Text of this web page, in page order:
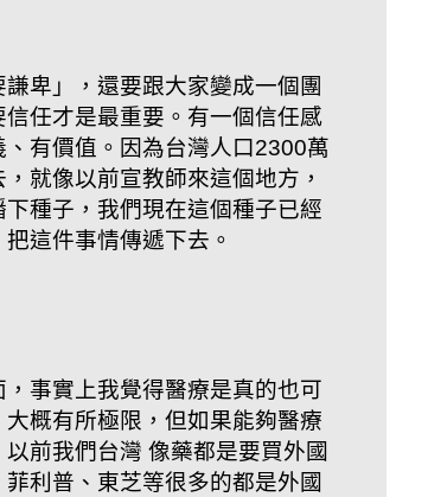
卑」，還要跟大家變成一個團
任才是最重要。有一個信任感
有價值。因為台灣人口2300萬
就像以前宣教師來這個地方，
種子，我們現在這個種子已經
這件事情傳遞下去。
事實上我覺得醫療是真的也可
概有所極限，但如果能夠醫療
前我們台灣 像藥都是要買外國
利普、東芝等很多的都是外國